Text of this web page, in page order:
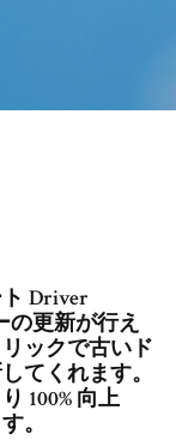
Driver
の更新が行え
ックで古いド
てくれます。
100% 向上
。